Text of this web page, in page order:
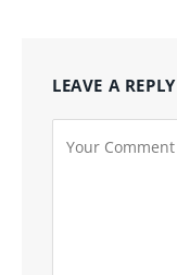
LEAVE A REPLY